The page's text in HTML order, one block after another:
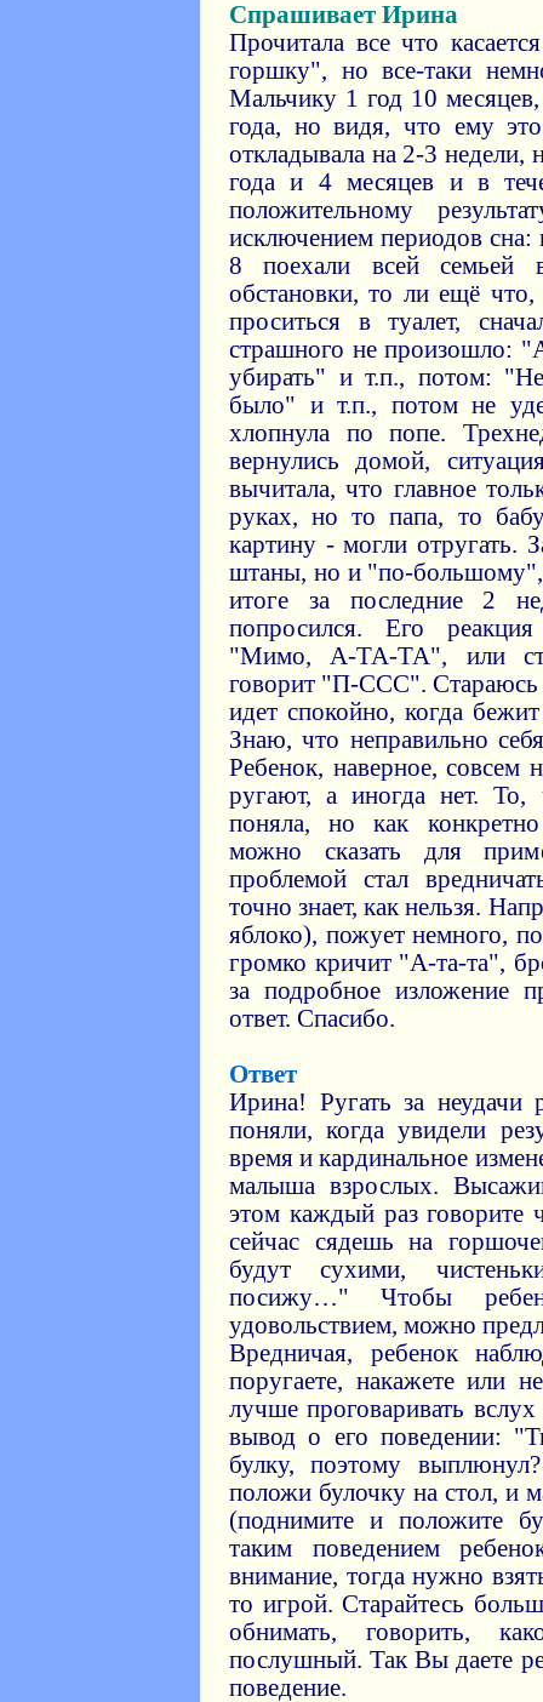
Спрашивает Ирина
Прочитала все что
горшку", но все-таки
Мальчику 1 год 10
года, но видя, что ему
откладывала на 2-3 недели,
года и 4 месяцев и в
положительному
исключением периодов сна:
8 поехали всей семьей
обстановки, то ли ещё
проситься в туалет,
страшного не произошло:
убирать" и т.п., потом:
было" и т.п., потом не
хлопнула по попе.
вернулись домой,
вычитала, что главное
руках, но то папа, то
картину - могли отругать.
штаны, но и "по-большому",
итоге за последние 2
попросился. Его
"Мимо, А-ТА-ТА", или
говорит "П-ССС". Стараюсь
идет спокойно, когда
Знаю, что неправильно
Ребенок, наверное, совсем
ругают, а иногда нет.
поняла, но как
можно сказать для
проблемой стал
точно знает, как нельзя.
яблоко), пожует немного,
громко кричит "А-та-та",
за подробное изложение
ответ. Спасибо.
Ответ
Ирина! Ругать за неудачи
поняли, когда увидели
время и кардинальное
малыша взрослых.
этом каждый раз говорите
сейчас сядешь на
будут сухими,
посижу…" Чтобы
удовольствием, можно
Вредничая, ребенок
поругаете, накажете или
лучше проговаривать
вывод о его поведении:
булку, поэтому
положи булочку на стол, и
(поднимите и положите
таким поведением
внимание, тогда нужно
то игрой. Старайтесь
обнимать, говорить,
послушный. Так Вы даете
поведение.